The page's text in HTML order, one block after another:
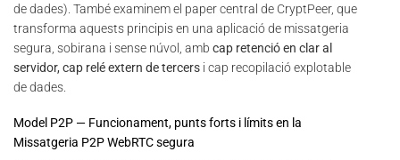
de dades). També examinem el paper central de CryptPeer, que
transforma aquests principis en una aplicació de missatgeria
segura, sobirana i sense núvol, amb cap retenció en clar al
servidor, cap relé extern de tercers i cap recopilació explotable
de dades.
Model P2P — Funcionament, punts forts i límits en la
Missatgeria P2P WebRTC segura